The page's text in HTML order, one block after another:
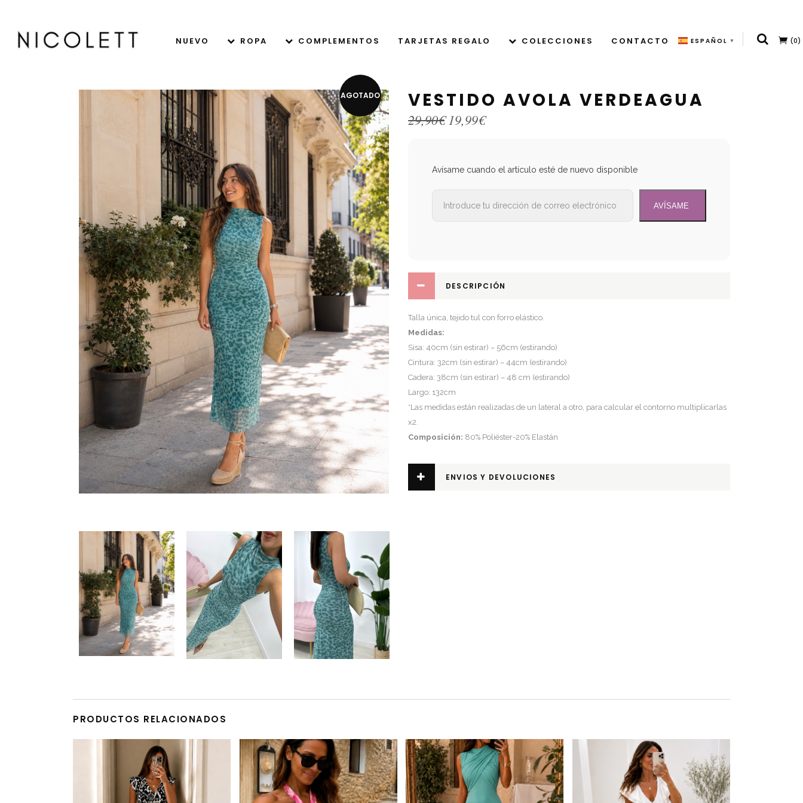
NUEVO ROPA COMPLEMENTOS TARJETAS REGALO COLECCIONES CONTACTO ESPAÑOL ▼ (0)
AGOTADO VESTIDO AVOLA VERDEAGUA
29,90€ El
precio
29,90€.
19,99€El
19,99€.
Avísame cuando el artículo esté de nuevo disponible
DESCRIPCIÓN
Talla única, tejido tul con forro elástico.
Medidas:
Sisa: 40cm (sin estirar) – 56cm (estirando)
Cintura: 32cm (sin estirar) – 44cm (estirando)
Cadera: 38cm (sin estirar) – 48 cm (estirando)
Largo: 132cm
*Las medidas están realizadas de un lateral a otro, para calcular el contorno multiplicarlas
x2.
Composición: 80% Poliéster-20% Elastán
ENVIOS Y DEVOLUCIONES
PRODUCTOS RELACIONADOS
Este producto tiene múltiples variantes. Las opciones se pueden elegir en la página de producto